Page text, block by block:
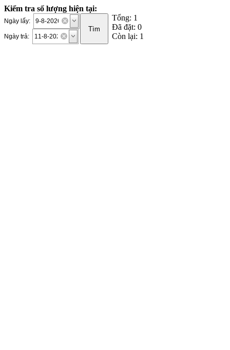
Kiểm tra số lượng hiện tại:
Ngày lấy:
Ngày trả:
Tổng: 1
Đã đặt: 0
Còn lại: 1